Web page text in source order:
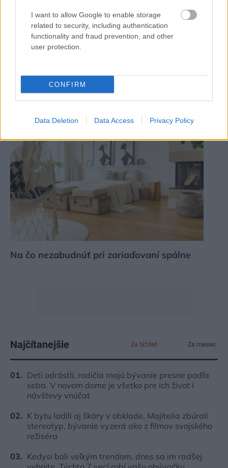
I want to allow Google to enable storage
related to security, including authentication
functionality and fraud prevention, and other
user protection.
CONFIRM
Data Deletion Data Access Privacy Policy
Pozrite si viac
Na čo nezabudnúť pri zariaďovaní spálne
Najčítanejšie Za týždeň Za mesiac
Deti odrástli, rodičia majú bývanie presne podľa
seba. V novom dome je všetko pre ich život i
návštevy vnúčat
K bytu ladili aj škáry v obklade. Majitelia zbúrali
stereotyp, bývanie vyzerá ako z filmov svojského
režiséra
Kedysi boli veľkým trendom, dnes sa im radšej